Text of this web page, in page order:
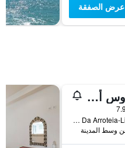
عرض الصفقة
مونتي دوس أفوس فيليدج - يسمح باصحاب الحيوانات الأليفة
Sitio Da Arroteia-Livramento, 0, تافيرا, منطقة فارو, البرتغال